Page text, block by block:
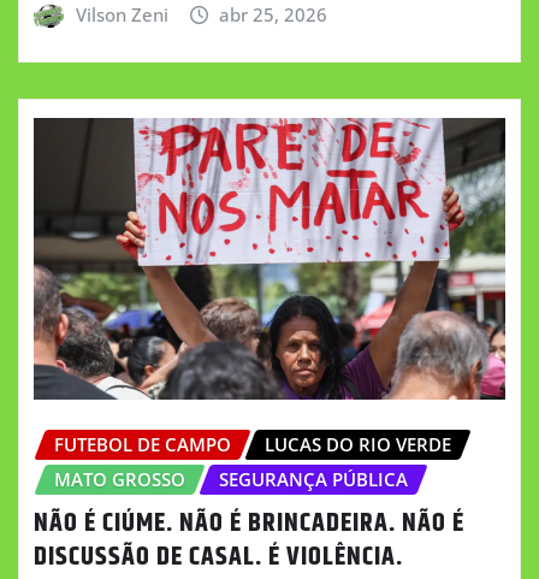
Vilson Zeni abr 25, 2026
FUTEBOL DE CAMPO
LUCAS DO RIO VERDE
MATO GROSSO
SEGURANÇA PÚBLICA
NÃO É CIÚME. NÃO É BRINCADEIRA. NÃO É
DISCUSSÃO DE CASAL. É VIOLÊNCIA.